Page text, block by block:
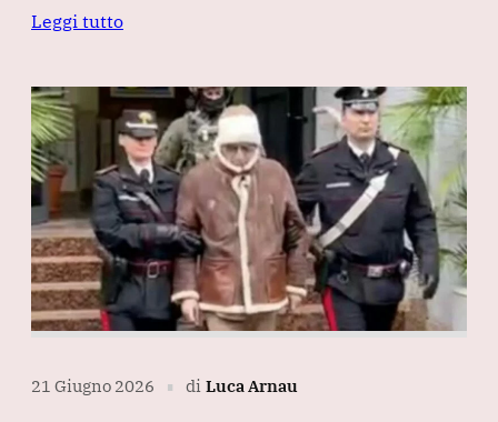
Leggi tutto
21 Giugno 2026 ∎ di Luca Arnau